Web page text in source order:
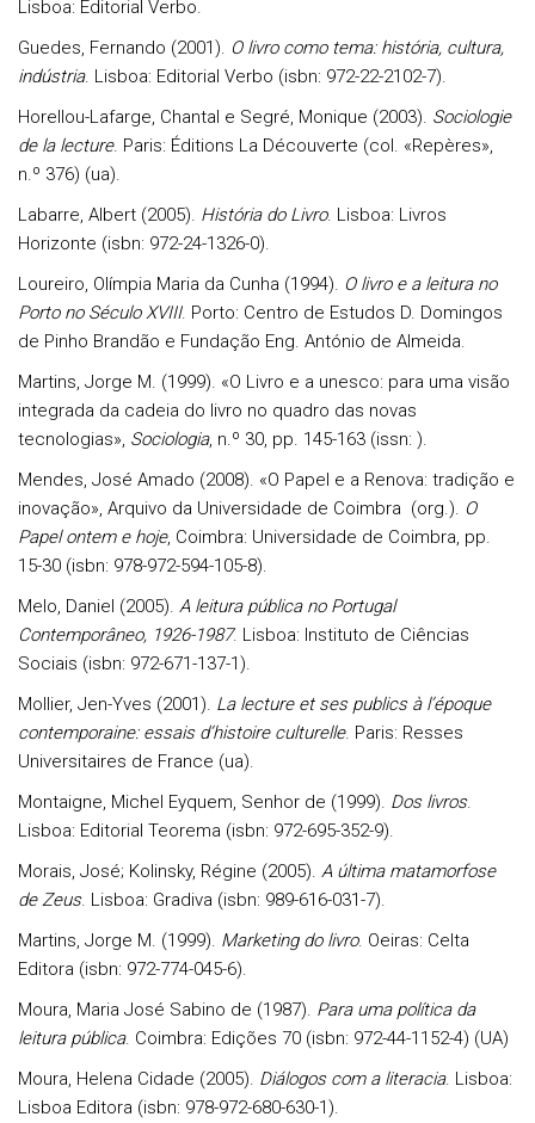
Lisboa: Editorial Verbo.
Guedes, Fernando (2001). O livro como tema: história, cultura,
indústria. Lisboa: Editorial Verbo (isbn: 972-22-2102-7).
Horellou-Lafarge, Chantal e Segré, Monique (2003). Sociologie
de la lecture. Paris: Éditions La Découverte (col. «Repères»,
n.º 376) (ua).
Labarre, Albert (2005). História do Livro. Lisboa: Livros
Horizonte (isbn: 972-24-1326-0).
Loureiro, Olímpia Maria da Cunha (1994). O livro e a leitura no
Porto no Século XVIII. Porto: Centro de Estudos D. Domingos
de Pinho Brandão e Fundação Eng. António de Almeida.
Martins, Jorge M. (1999). «O Livro e a unesco: para uma visão
integrada da cadeia do livro no quadro das novas
tecnologias», Sociologia, n.º 30, pp. 145-163 (issn: ).
Mendes, José Amado (2008). «O Papel e a Renova: tradição e
inovação», Arquivo da Universidade de Coimbra (org.). O
Papel ontem e hoje, Coimbra: Universidade de Coimbra, pp.
15-30 (isbn: 978-972-594-105-8).
Melo, Daniel (2005). A leitura pública no Portugal
Contemporâneo, 1926-1987. Lisboa: Instituto de Ciências
Sociais (isbn: 972-671-137-1).
Mollier, Jen-Yves (2001). La lecture et ses publics à l’époque
contemporaine: essais d’histoire culturelle. Paris: Resses
Universitaires de France (ua).
Montaigne, Michel Eyquem, Senhor de (1999). Dos livros.
Lisboa: Editorial Teorema (isbn: 972-695-352-9).
Morais, José; Kolinsky, Régine (2005). A última matamorfose
de Zeus. Lisboa: Gradiva (isbn: 989-616-031-7).
Martins, Jorge M. (1999). Marketing do livro. Oeiras: Celta
Editora (isbn: 972-774-045-6).
Moura, Maria José Sabino de (1987). Para uma política da
leitura pública. Coimbra: Edições 70 (isbn: 972-44-1152-4) (UA)
Moura, Helena Cidade (2005). Diálogos com a literacia. Lisboa:
Lisboa Editora (isbn: 978-972-680-630-1).